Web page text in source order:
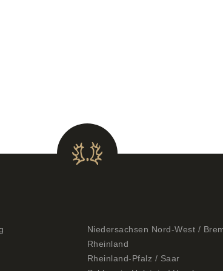
Niedersachsen Nord-West /
Rheinland
Rheinland-Pfalz / Saar